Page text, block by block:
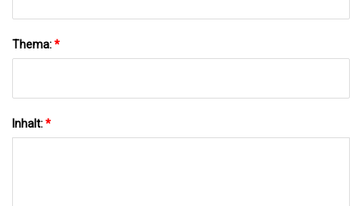
Thema:*
Inhalt:*